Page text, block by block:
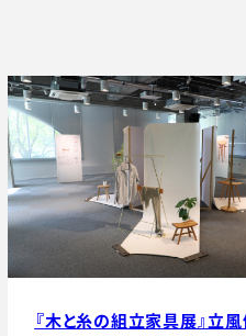
『木と糸の組立家具展』立